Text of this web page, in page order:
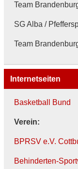
Team
SG Alba /
Team
Internetseiten
Basketball Bund
Verein:
BPRSV e.V.
Behinderten-